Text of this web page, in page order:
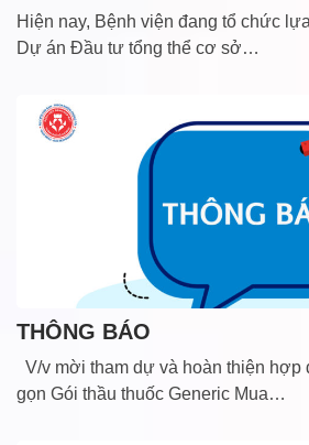
Hiện nay, Bệnh viện đang tổ chức
Dự án Đầu tư tổng thể cơ sở…
THÔNG BÁO
V/v mời tham dự và hoàn thiện hợp
gọn Gói thầu thuốc Generic Mua…